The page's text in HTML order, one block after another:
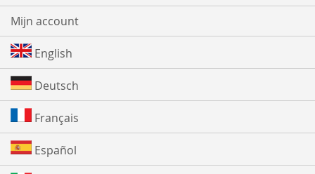
Mijn account
English
Deutsch
Français
Español